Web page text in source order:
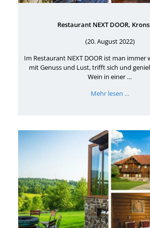
Restaurant NEXT DOOR,
(20. August 2022)
Im Restaurant NEXT DOOR ist man immer
mit Genuss und Lust, trifft sich und
Wein in einer …
Mehr lesen …